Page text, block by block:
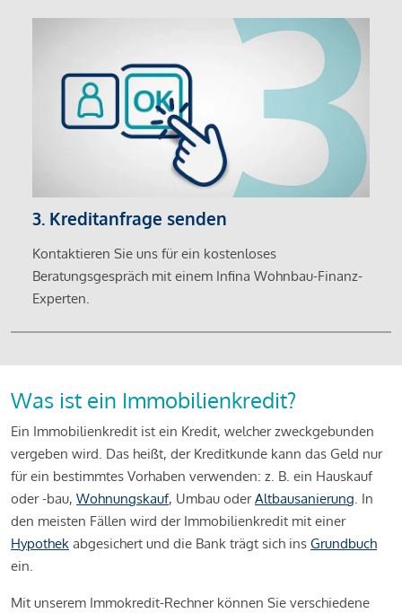
3. Kreditanfrage senden
Kontaktieren Sie uns für ein kostenloses
Beratungsgespräch mit einem Infina Wohnbau-Finanz-
Experten.
Was ist ein Immobilienkredit?
Ein Immobilienkredit ist ein Kredit, welcher zweckgebunden
vergeben wird. Das heißt, der Kreditkunde kann das Geld nur
für ein bestimmtes Vorhaben verwenden: z. B. ein Hauskauf
oder -bau, Wohnungskauf, Umbau oderAltbausanierung. In
den meisten Fällen wird der Immobilienkredit mit einer
Hypothek abgesichert und die Bank trägt sich ins Grundbuch
ein.
Mit unserem Immokredit-Rechner können Sie verschiedene